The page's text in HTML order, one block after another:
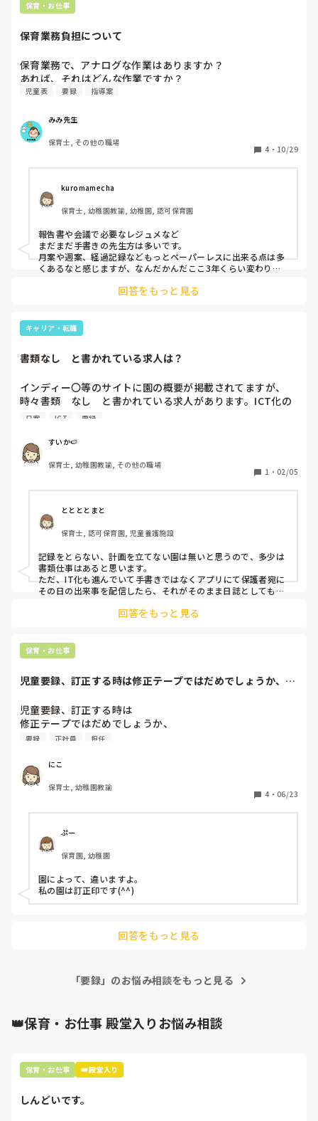
保育・お仕事
保育業務負担について
保育業務で、アナログな作業はありますか？
あれば、それはどんな作業ですか？
児童表 要録 指導案
みみ先生
保育士, その他の職場
4 ・ 10/29
kuromamecha
保育士, 幼稚園教諭, 幼稚園, 認可保育園
報告書や会議で必要なレジュメなど
まだまだ手書きの先生方は多いです。
月案や週案、経過記録などもっとペーパーレスに出来る点は多
くあるなと感じますが、なんだかんだここ3年くらい変わりま
回答をもっと見る
キャリア・転職
書類なし　と書かれている求人は？
インディー〇等のサイトに園の概要が掲載されてますが、
時々書類　なし　と書かれている求人があります。ICT化の
意味のなしなのか、ほぼなしなのか、書類業務をする職員が
前職では幼稚園型こども園でしたが、連絡帳、年カリ、その
日やる事を書くのみの週案、月の目標のみを書く月案、要
録、面談児の個別書類、クラスだよりが主でした。
が、月案、日案、週案、年カリ、児童票、個別計画等もっと
細かく分かれている園も多いですよね。
実際に正社員若しくはフルパートの方で担任を持っていて書
類ほぼなし、簡易的な方はいますか？
日案 ICT 要録
すいか🍉
保育士, 幼稚園教諭, その他の職場
1 ・ 02/05
ととととまと
保育士, 認可保育園, 児童養護施設
記録をとらない、計画を立てない園は無いと思うので、多少は
書類仕事はあると思います。
ただ、IT化も進んでいて手書きではなくアプリにて保護者宛に
その日の出来事を配信したら、それがそのまま日誌としても保
うちの園でも週案は廃止されて月案のみでした。行事の指導案
わりは書類が多かったですが、昔よりは確実に減っています
よ。
回答をもっと見る
保育・お仕事
児童要録、訂正する時は修正テープではだめでしょうか、訂
児童要録、訂正する時は
修正テープではだめでしょうか、
訂正印が必要ですかね（ ;  ; ）
要録 正社員 担任
にこ
保育士, 幼稚園教諭
4 ・ 06/23
ぷー
保育園, 幼稚園
園によって、違いますよ。
私の園は訂正印です(^^)
回答をもっと見る
「要録」のお悩み相談をもっと見る
👑保育・お仕事 殿堂入りお悩み相談
保育・お仕事 👑殿堂入り
しんどいです。